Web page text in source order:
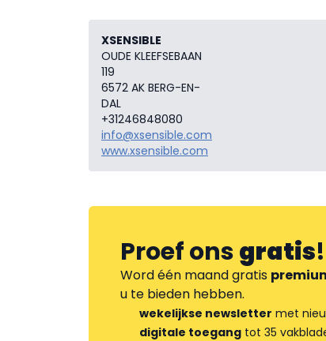
XSENSIBLE
OUDE KLEEFSEBAAN
119
6572 AK BERG-EN-
DAL
+31246848080
info@xsensible.com
www.xsensible.com
Proef onsgratis!
Word één maand gratis
u te bieden hebben.
wekelijkse newsletter met
digitale toegang tot 35